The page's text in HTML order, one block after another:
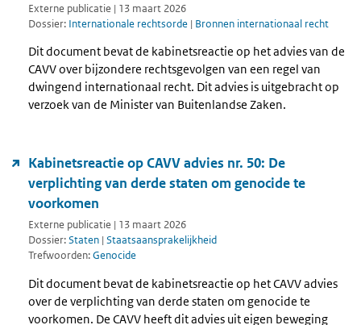
Externe publicatie | 13 maart 2026
Dossier: Internationale rechtsorde | Bronnen internationaal recht
Dit document bevat de kabinetsreactie op het advies van de
CAVV over bijzondere rechtsgevolgen van een regel van
dwingend internationaal recht. Dit advies is uitgebracht op
verzoek van de Minister van Buitenlandse Zaken.
Kabinetsreactie op CAVV advies nr. 50: De
verplichting van derde staten om genocide te
voorkomen
Externe publicatie | 13 maart 2026
Dossier:Staten | Staatsaansprakelijkheid
Trefwoorden:Genocide
Dit document bevat de kabinetsreactie op het CAVV advies
over de verplichting van derde staten om genocide te
voorkomen. De CAVV heeft dit advies uit eigen beweging